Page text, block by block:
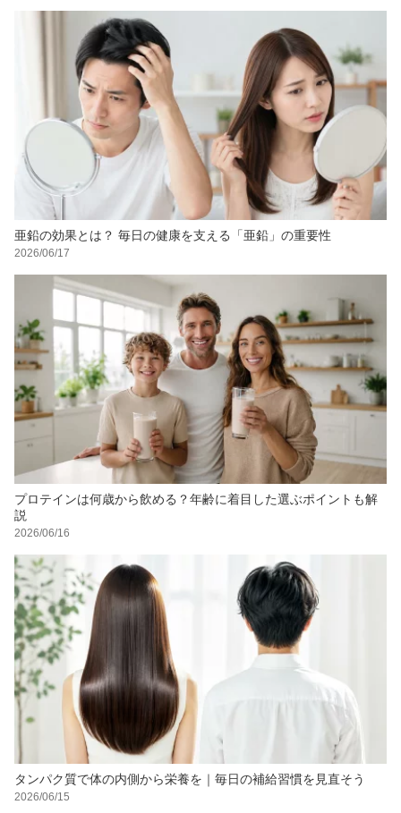
亜鉛の効果とは？ 毎日の健康を支える「亜鉛」の重要性
2026/06/17
プロテインは何歳から飲める？年齢に着目した選ぶポイントも解
説
2026/06/16
タンパク質で体の内側から栄養を｜毎日の補給習慣を見直そう
2026/06/15